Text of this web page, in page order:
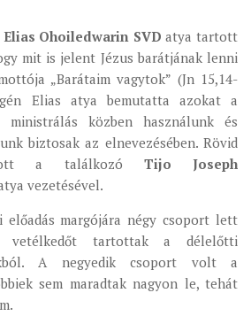
LOGÓJA
BIZOTTSÁG
ÚJSÁG
FELMÉRÉS
Elias Ohoiledwarin SVD atya tartott
mit is jelent Jézus barátjának lenni
„Barátaim vagytok” (Jn 15,14-
Elias atya bemutatta azokat a
ministrálás közben használunk és
biztosak az elnevezésében. Rövid
a találkozó Tijo Joseph
vezetésével.
margójára négy csoport lett
vetélkedőt tartottak a délelőtti
A negyedik csoport volt a
sem maradtak nagyon le, tehát